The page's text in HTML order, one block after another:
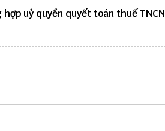
hợp uỷ quyền quyết toán thuế TNCN